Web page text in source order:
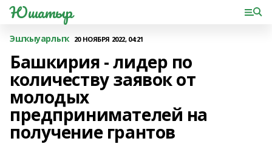
Юшатыр
Эшҡыуарлыҡ 20 НОЯБРЯ 2022, 04:21
Башкирия - лидер по
количеству заявок от
молодых
предпринимателей на
получение грантов